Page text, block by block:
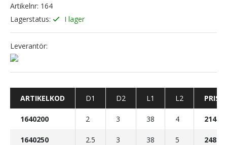
Artikelnr: 164
Lagerstatus:
I lager
Leverantör:
ARTIKELKOD D1 D2 L1 L2 PRIS
1640200 2 3 38 4 214 KR
1640250 2.5 3 38 5 248 KR